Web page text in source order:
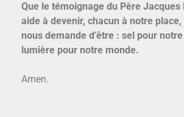
Que le témoignage du Père Jacques
aide à devenir, chacun à notre
nous demande d’être : sel pour
lumière pour notre monde.
Amen.